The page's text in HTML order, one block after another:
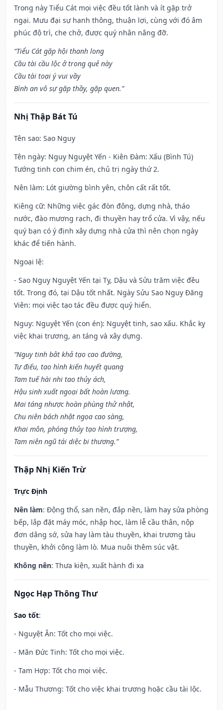
Trong này Tiểu Cát mọi việc đều tốt lành và ít gặp trở
ngại. Mưu đại sự hanh thông, thuận lợi, cùng với đó âm
phúc độ trì, che chở, được quý nhân nâng đỡ.
“Tiểu Cát gặp hội thanh long
Cầu tài cầu lộc ở trong quẻ này
Cầu tài toại ý vui vầy
Bình an vô sự gặp thầy, gặp quen.”
Nhị Thập Bát Tú
Tên sao: Sao Nguy
Tên ngày: Nguy Nguyệt Yến - Kiên Đàm: Xấu (Bình Tú)
Tướng tinh con chim én, chủ trị ngày thứ 2.
Nên làm: Lót giường bình yên, chôn cất rất tốt.
Kiêng cữ: Những việc gác đòn đông, dựng nhà, tháo
nước, đào mương rạch, đi thuyền hay trổ cửa. Vì vậy, nếu
quý bạn có ý định xây dựng nhà cửa thì nên chọn ngày
khác để tiến hành.
Ngoại lệ:
- Sao Nguy Nguyệt Yến tại Tỵ, Dậu và Sửu trăm việc đều
tốt. Trong đó, tại Dậu tốt nhất. Ngày Sửu Sao Nguy Đăng
Viên: mọi việc tạo tác đều được quý hiển.
Nguy: Nguyệt Yến (con én): Nguyệt tinh, sao xấu. Khắc kỵ
việc khai trương, an táng và xây dựng.
“Nguy tinh bât khả tạo cao đường,
Tự điếu, tao hình kiến huyết quang
Tam tuế hài nhi tao thủy ách,
Hậu sinh xuất ngoại bất hoàn lương.
Mai táng nhược hoàn phùng thử nhật,
Chu niên bách nhật ngọa cao sàng,
Khai môn, phóng thủy tạo hình trượng,
Tam niên ngũ tái diệc bi thương.”
Thập Nhị Kiến Trừ
Trực Định
Nên làm: Động thổ, san nền, đắp nền, làm hay sửa phòng
bếp, lắp đặt máy móc, nhập học, làm lễ cầu thân, nộp
đơn dâng sớ, sửa hay làm tàu thuyền, khai trương tàu
thuyền, khởi công làm lò. Mua nuôi thêm súc vật.
Không nên: Thưa kiện, xuất hành đi xa
Ngọc Hạp Thông Thư
Sao tốt:
- Nguyệt Ân: Tốt cho mọi việc.
- Mãn Đức Tinh: Tốt cho mọi việc.
- Tam Hợp: Tốt cho mọi việc.
- Mẫu Thương: Tốt cho việc khai trương hoặc cầu tài lộc.